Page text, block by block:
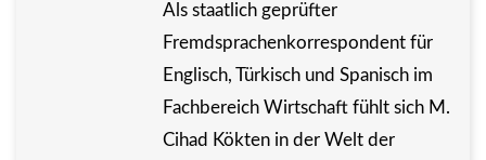
Als staatlich geprüfter
Fremdsprachenkorrespondent für
Englisch, Türkisch und Spanisch im
Fachbereich Wirtschaft fühlt sich M.
Cihad Kökten in der Welt der